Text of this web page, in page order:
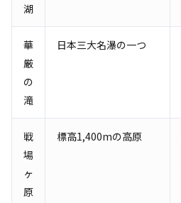
湖
華
厳
の
滝
日本三大名瀑の一つ
戦
場
ヶ
原
標高1,400mの高原